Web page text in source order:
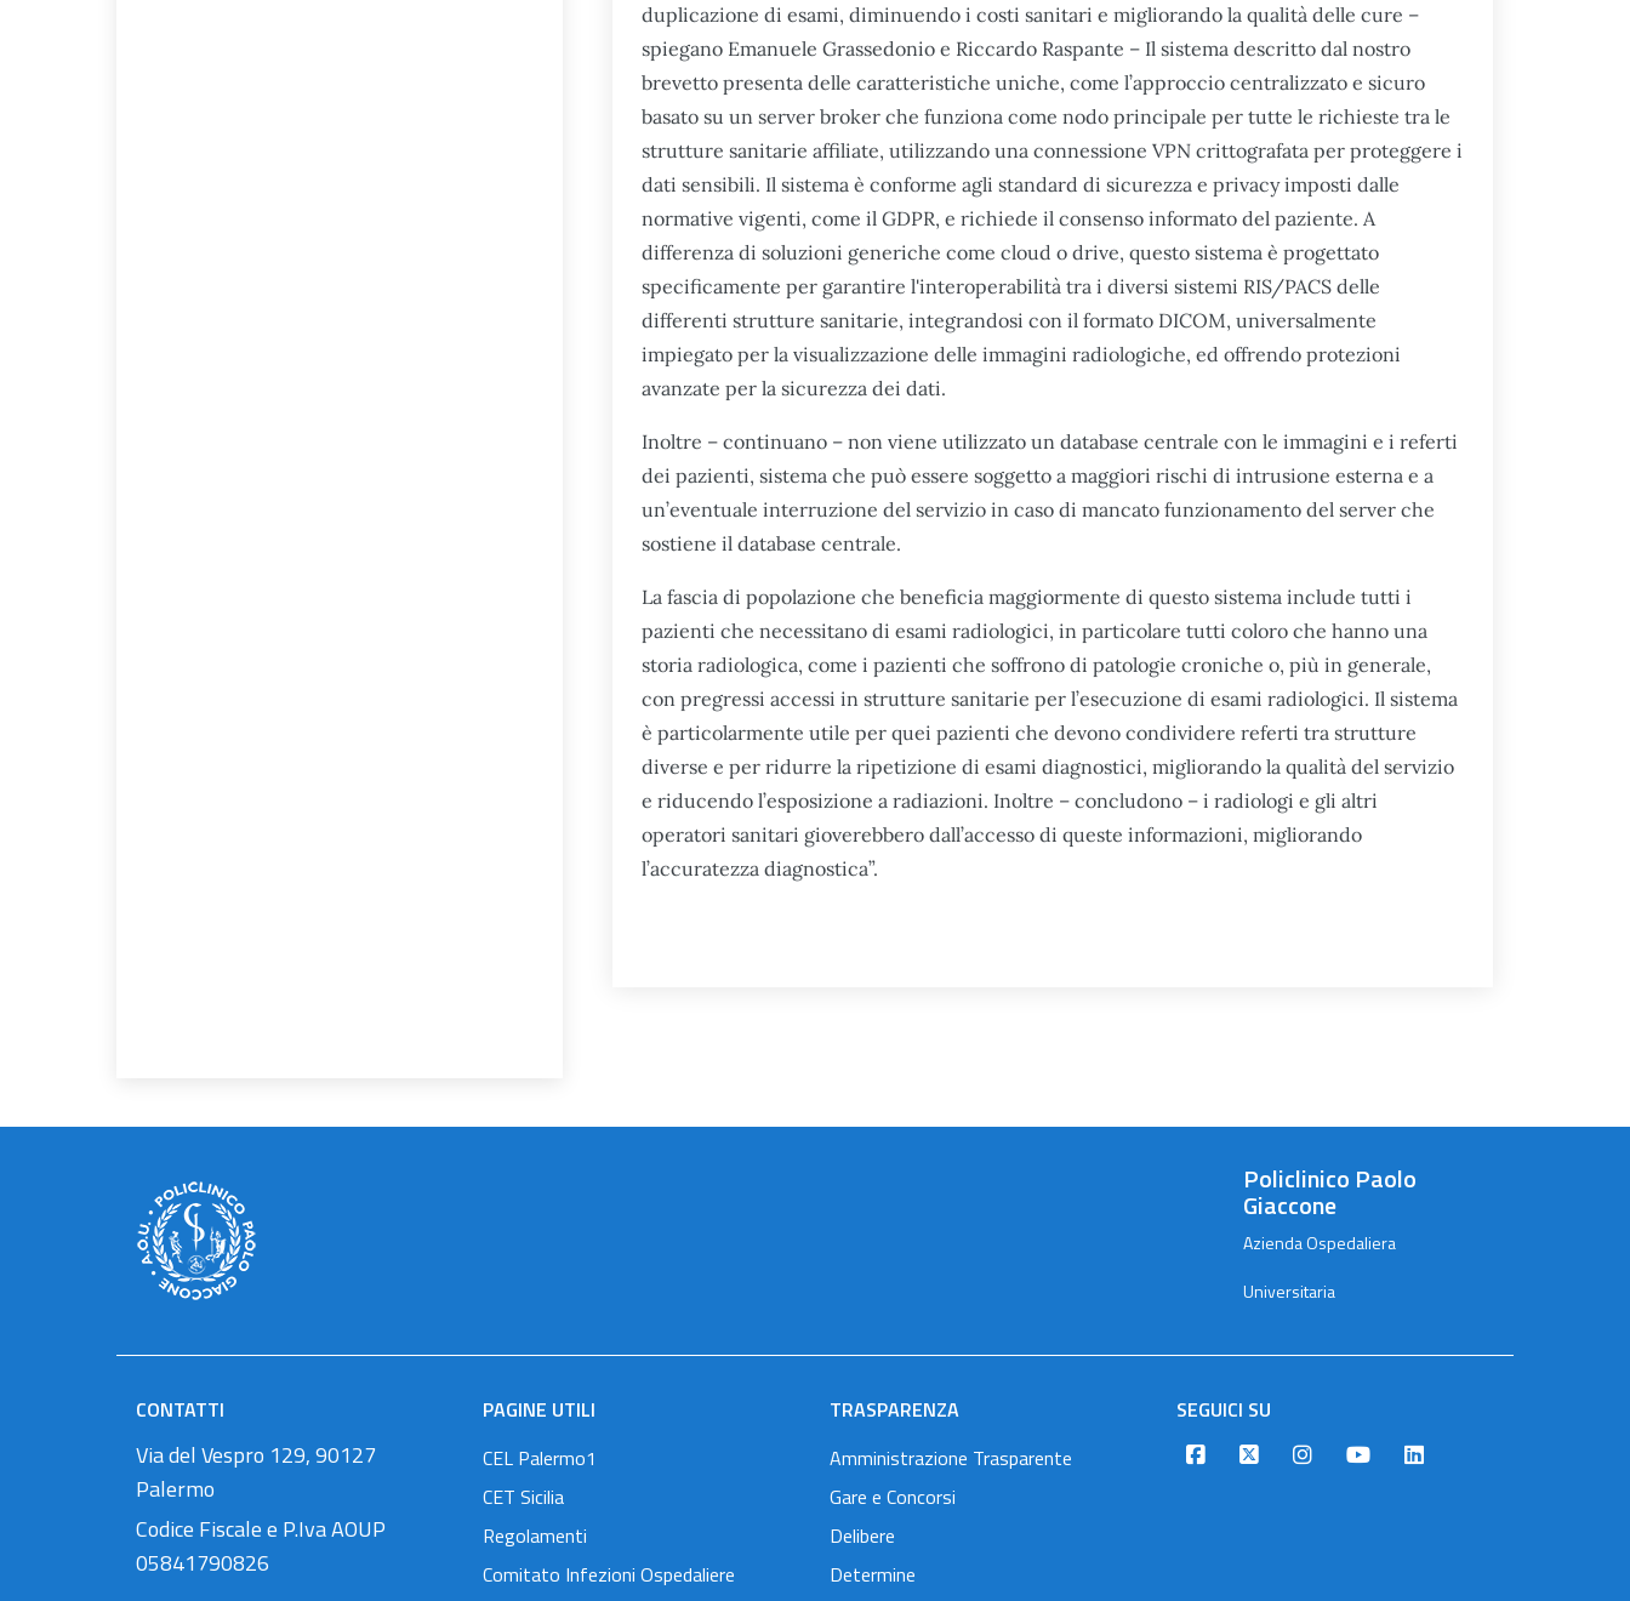
duplicazione di esami, diminuendo i costi sanitari e migliorando la qualità delle cure –
spiegano Emanuele Grassedonio e Riccardo Raspante – Il sistema descritto dal nostro
brevetto presenta delle caratteristiche uniche, come l’approccio centralizzato e sicuro
basato su un server broker che funziona come nodo principale per tutte le richieste tra le
strutture sanitarie affiliate, utilizzando una connessione VPN crittografata per proteggere i
dati sensibili. Il sistema è conforme agli standard di sicurezza e privacy imposti dalle
normative vigenti, come il GDPR, e richiede il consenso informato del paziente. A
differenza di soluzioni generiche come cloud o drive, questo sistema è progettato
specificamente per garantire l'interoperabilità tra i diversi sistemi RIS/PACS delle
differenti strutture sanitarie, integrandosi con il formato DICOM, universalmente
impiegato per la visualizzazione delle immagini radiologiche, ed offrendo protezioni
avanzate per la sicurezza dei dati.
Inoltre – continuano – non viene utilizzato un database centrale con le immagini e i referti
dei pazienti, sistema che può essere soggetto a maggiori rischi di intrusione esterna e a
un’eventuale interruzione del servizio in caso di mancato funzionamento del server che
sostiene il database centrale.
La fascia di popolazione che beneficia maggiormente di questo sistema include tutti i
pazienti che necessitano di esami radiologici, in particolare tutti coloro che hanno una
storia radiologica, come i pazienti che soffrono di patologie croniche o, più in generale,
con pregressi accessi in strutture sanitarie per l’esecuzione di esami radiologici. Il sistema
è particolarmente utile per quei pazienti che devono condividere referti tra strutture
diverse e per ridurre la ripetizione di esami diagnostici, migliorando la qualità del servizio
e riducendo l’esposizione a radiazioni. Inoltre – concludono – i radiologi e gli altri
operatori sanitari gioverebbero dall’accesso di queste informazioni, migliorando
l’accuratezza diagnostica”.
Policlinico Paolo
Giaccone
Azienda Ospedaliera
Universitaria
CONTATTI
Via del Vespro 129, 90127
Palermo
Codice Fiscale e P.Iva AOUP
05841790826
PAGINE UTILI
CEL Palermo1
CET Sicilia
Regolamenti
Comitato Infezioni Ospedaliere
TRASPARENZA
Amministrazione Trasparente
Gare e Concorsi
Delibere
Determine
SEGUICI SU
Designers Italia
TwitterInstagram
YoutubeLinkedin